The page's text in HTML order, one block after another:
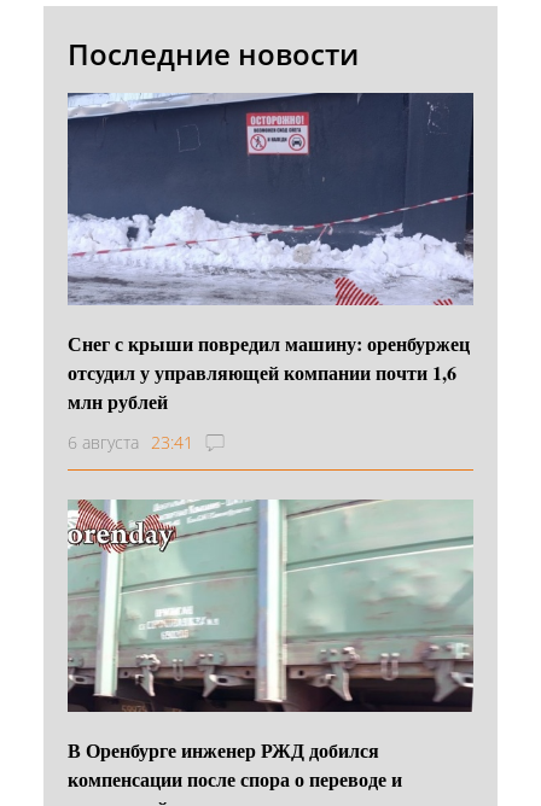
Последние новости
Снег с крыши повредил машину: оренбуржец
отсудил у управляющей компании почти 1,6
млн рублей
6 августа 23:41
В Оренбурге инженер РЖД добился
компенсации после спора о переводе и